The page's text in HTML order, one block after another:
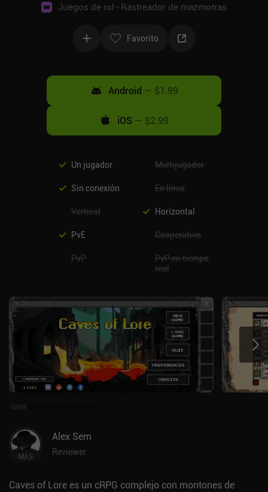
Juegos de rol Rastreador de mazmorras
Favorito
Android — $1.99
iOS — $2.99
Un jugador Multijugador
Sin conexión En línea
Vertical Horizontal
PvE Cooperativo
PvP
PvP en tiempo
real
MÁS
Alex Sem
Reviewer
Caves of Lore es un cRPG complejo con montones de